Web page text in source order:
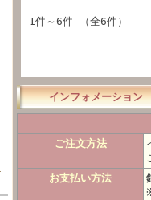
1件～6件 （全6件）
インフォメーション
ご注文方法
お支払い方法